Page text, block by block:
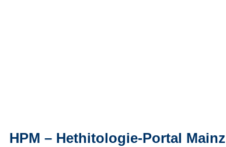
HPM – Hethitologie-Portal Mainz